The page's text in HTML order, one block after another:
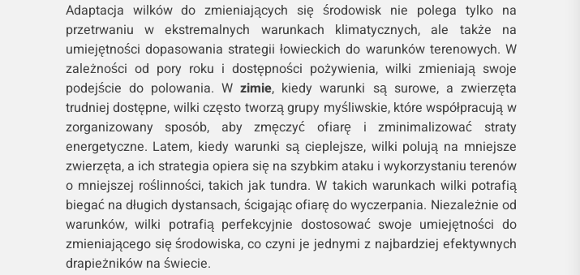
Adaptacja wilków do zmieniających się środowisk nie polega tylko na
przetrwaniu w ekstremalnych warunkach klimatycznych, ale także na
umiejętności dopasowania strategii łowieckich do warunków terenowych. W
zależności od pory roku i dostępności pożywienia, wilki zmieniają swoje
podejście do polowania. Wzimie, kiedy warunki są surowe, a zwierzęta
trudniej dostępne, wilki często tworzą grupy myśliwskie, które współpracują w
zorganizowany sposób, aby zmęczyć ofiarę i zminimalizować straty
energetyczne. Latem, kiedy warunki są cieplejsze, wilki polują na mniejsze
zwierzęta, a ich strategia opiera się na szybkim ataku i wykorzystaniu terenów
o mniejszej roślinności, takich jak tundra. W takich warunkach wilki potrafią
biegać na długich dystansach, ścigając ofiarę do wyczerpania. Niezależnie od
warunków, wilki potrafią perfekcyjnie dostosować swoje umiejętności do
zmieniającego się środowiska, co czyni je jednymi z najbardziej efektywnych
drapieżników na świecie.